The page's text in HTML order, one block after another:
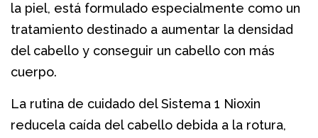
la piel, está formulado especialmente como un
tratamiento destinado a aumentar la densidad
del cabello y conseguir un cabello con más
cuerpo.
La rutina de cuidado del Sistema 1 Nioxin
reducela caída del cabello debida a la rotura,